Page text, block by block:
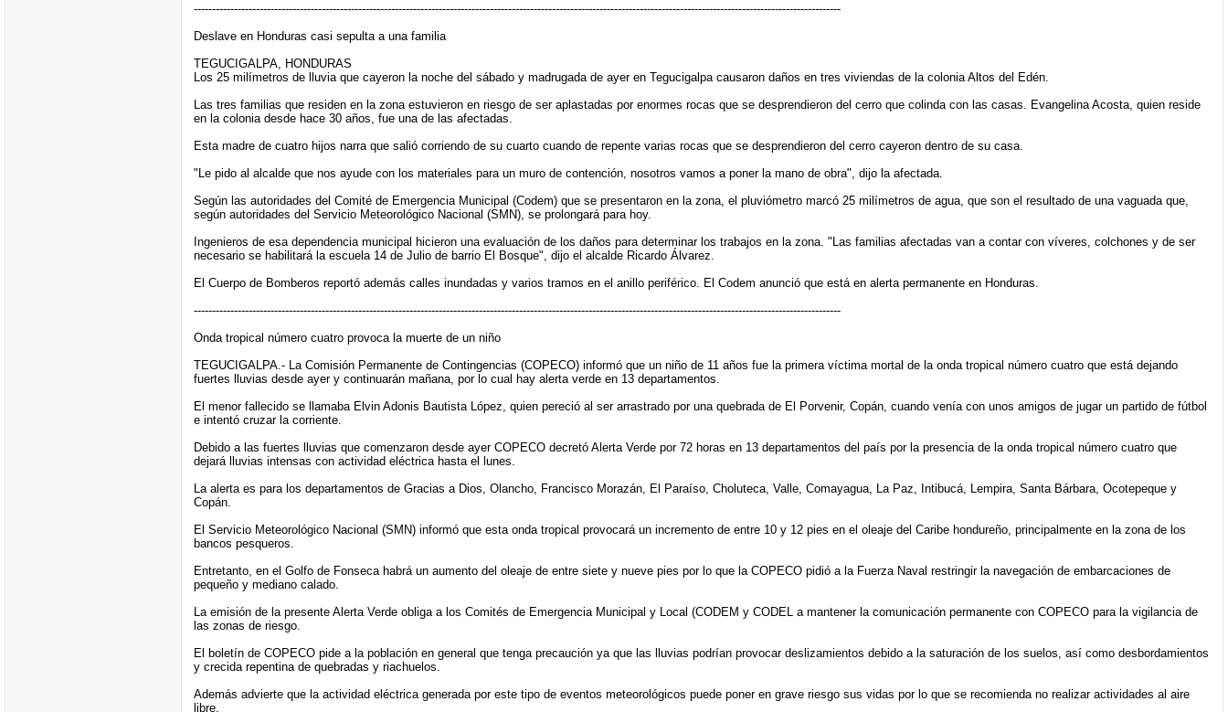
---------------------------------------------------------------------------------------------------------------------------------------------------------------------------------
Deslave en Honduras casi sepulta a una familia
TEGUCIGALPA, HONDURAS
Los 25 milímetros de lluvia que cayeron la noche del sábado y madrugada de ayer en Tegucigalpa causaron daños en tres viviendas de la colonia Altos del Edén.
Las tres familias que residen en la zona estuvieron en riesgo de ser aplastadas por enormes rocas que se desprendieron del cerro que colinda con las casas. Evangelina Acosta, quien reside
en la colonia desde hace 30 años, fue una de las afectadas.
Esta madre de cuatro hijos narra que salió corriendo de su cuarto cuando de repente varias rocas que se desprendieron del cerro cayeron dentro de su casa.
"Le pido al alcalde que nos ayude con los materiales para un muro de contención, nosotros vamos a poner la mano de obra", dijo la afectada.
Según las autoridades del Comité de Emergencia Municipal (Codem) que se presentaron en la zona, el pluviómetro marcó 25 milímetros de agua, que son el resultado de una vaguada que,
según autoridades del Servicio Meteorológico Nacional (SMN), se prolongará para hoy.
Ingenieros de esa dependencia municipal hicieron una evaluación de los daños para determinar los trabajos en la zona. "Las familias afectadas van a contar con víveres, colchones y de ser
necesario se habilitará la escuela 14 de Julio de barrio El Bosque", dijo el alcalde Ricardo Álvarez.
El Cuerpo de Bomberos reportó además calles inundadas y varios tramos en el anillo periférico. El Codem anunció que está en alerta permanente en Honduras.
---------------------------------------------------------------------------------------------------------------------------------------------------------------------------------
Onda tropical número cuatro provoca la muerte de un niño
TEGUCIGALPA.- La Comisión Permanente de Contingencias (COPECO) informó que un niño de 11 años fue la primera víctima mortal de la onda tropical número cuatro que está dejando
fuertes lluvias desde ayer y continuarán mañana, por lo cual hay alerta verde en 13 departamentos.
El menor fallecido se llamaba Elvin Adonis Bautista López, quien pereció al ser arrastrado por una quebrada de El Porvenir, Copán, cuando venía con unos amigos de jugar un partido de fútbol
e intentó cruzar la corriente.
Debido a las fuertes lluvias que comenzaron desde ayer COPECO decretó Alerta Verde por 72 horas en 13 departamentos del país por la presencia de la onda tropical número cuatro que
dejará lluvias intensas con actividad eléctrica hasta el lunes.
La alerta es para los departamentos de Gracias a Dios, Olancho, Francisco Morazán, El Paraíso, Choluteca, Valle, Comayagua, La Paz, Intibucá, Lempira, Santa Bárbara, Ocotepeque y
Copán.
El Servicio Meteorológico Nacional (SMN) informó que esta onda tropical provocará un incremento de entre 10 y 12 pies en el oleaje del Caribe hondureño, principalmente en la zona de los
bancos pesqueros.
Entretanto, en el Golfo de Fonseca habrá un aumento del oleaje de entre siete y nueve pies por lo que la COPECO pidió a la Fuerza Naval restringir la navegación de embarcaciones de
pequeño y mediano calado.
La emisión de la presente Alerta Verde obliga a los Comités de Emergencia Municipal y Local (CODEM y CODEL a mantener la comunicación permanente con COPECO para la vigilancia de
las zonas de riesgo.
El boletín de COPECO pide a la población en general que tenga precaución ya que las lluvias podrían provocar deslizamientos debido a la saturación de los suelos, así como desbordamientos
y crecida repentina de quebradas y riachuelos.
Además advierte que la actividad eléctrica generada por este tipo de eventos meteorológicos puede poner en grave riesgo sus vidas por lo que se recomienda no realizar actividades al aire
libre.